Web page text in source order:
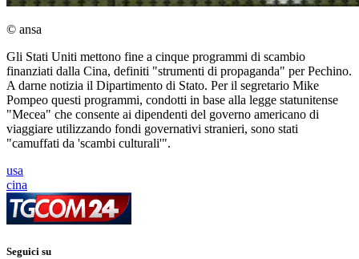
© ansa
Gli Stati Uniti mettono fine a cinque programmi di scambio
finanziati dalla Cina, definiti "strumenti di propaganda" per Pechino.
A darne notizia il Dipartimento di Stato. Per il segretario Mike
Pompeo questi programmi, condotti in base alla legge statunitense
"Mecea" che consente ai dipendenti del governo americano di
viaggiare utilizzando fondi governativi stranieri, sono stati
"camuffati da 'scambi culturali'".
usa
cina
Seguici su